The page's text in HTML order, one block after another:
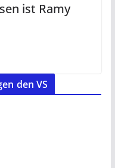
ist Ramy
den VS